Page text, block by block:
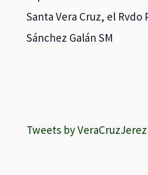
Santa Vera Cruz, el Rvdo
Sánchez Galán SM
Tweets by VeraCruzJerez